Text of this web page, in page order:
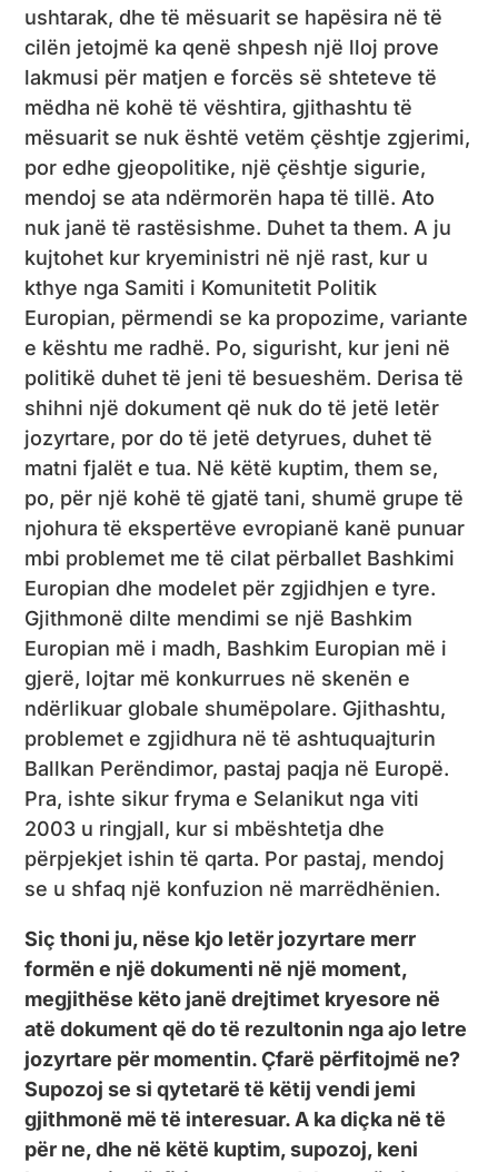
ushtarak, dhe të mësuarit se hapësira në të
cilën jetojmë ka qenë shpesh një lloj prove
lakmusi për matjen e forcës së shteteve të
mëdha në kohë të vështira, gjithashtu të
mësuarit se nuk është vetëm çështje zgjerimi,
por edhe gjeopolitike, një çështje sigurie,
mendoj se ata ndërmorën hapa të tillë. Ato
nuk janë të rastësishme. Duhet ta them. A ju
kujtohet kur kryeministri në një rast, kur u
kthye nga Samiti i Komunitetit Politik
Europian, përmendi se ka propozime, variante
e kështu me radhë. Po, sigurisht, kur jeni në
politikë duhet të jeni të besueshëm. Derisa të
shihni një dokument që nuk do të jetë letër
jozyrtare, por do të jetë detyrues, duhet të
matni fjalët e tua. Në këtë kuptim, them se,
po, për një kohë të gjatë tani, shumë grupe të
njohura të ekspertëve evropianë kanë punuar
mbi problemet me të cilat përballet Bashkimi
Europian dhe modelet për zgjidhjen e tyre.
Gjithmonë dilte mendimi se një Bashkim
Europian më i madh, Bashkim Europian më i
gjerë, lojtar më konkurrues në skenën e
ndërlikuar globale shumëpolare. Gjithashtu,
problemet e zgjidhura në të ashtuquajturin
Ballkan Perëndimor, pastaj paqja në Europë.
Pra, ishte sikur fryma e Selanikut nga viti
2003 u ringjall, kur si mbështetja dhe
përpjekjet ishin të qarta. Por pastaj, mendoj
se u shfaq një konfuzion në marrëdhënien.
Siç thoni ju, nëse kjo letër jozyrtare merr
formën e një dokumenti në një moment,
megjithëse këto janë drejtimet kryesore në
atë dokument që do të rezultonin nga ajo letre
jozyrtare për momentin. Çfarë përfitojmë ne?
Supozoj se si qytetarë të këtij vendi jemi
gjithmonë më të interesuar. A ka diçka në të
për ne, dhe në këtë kuptim, supozoj, keni